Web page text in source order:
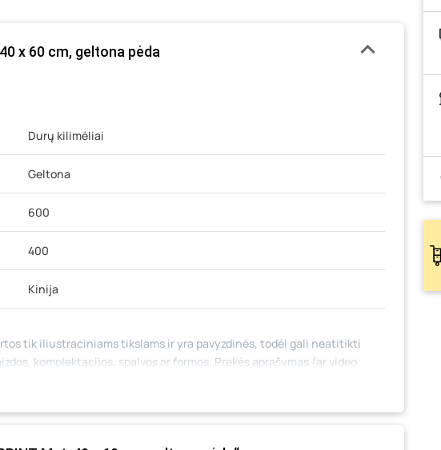
x 60 cm, geltona pėda
Durų kilimėliai
Geltona
600
400
Kinija
tik iliustraciniams tikslams ir yra pavyzdinės, todėl gali neatitikti
komplektacijos, spalvos ar formos. Prekės aprašymas (ar video
pobūdžio, jame nebūtinai paminėtos visos prekės savybės. Prekių
galioja pirkimo metu.